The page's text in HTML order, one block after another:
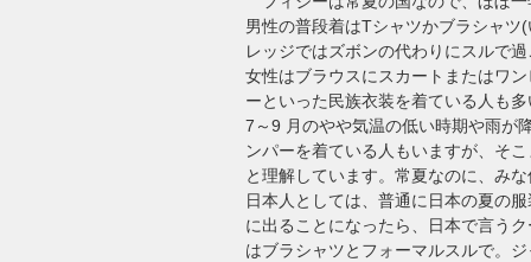
男性の普段着はTシャツかブラシャ
レッジではズボンの代わりにスルで
女性はブラウスにスカートまたはワ
ーといった民族衣装を着ている人も
7～9 月のやや気温の低い時期や雨が
ンパーを着ている人もいますが、そ
と理解しています。常夏なのに、み
日本人としては、普通に日本の夏の
に出ることになったら、日本で言う
はブラシャツとフォーマルスルで。